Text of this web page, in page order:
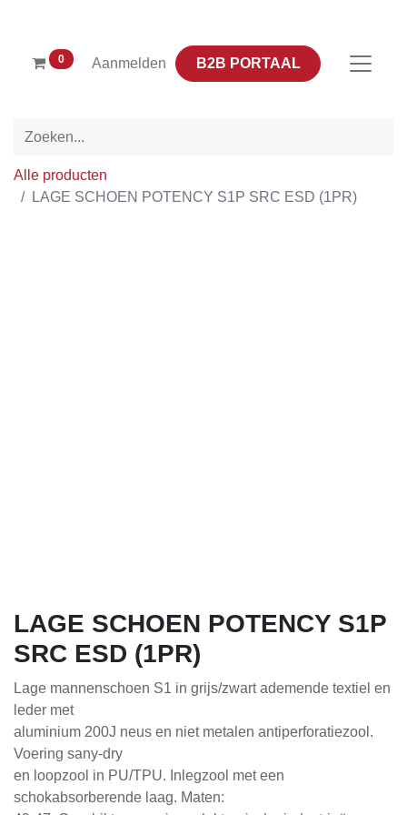
0 Aanmelden B2B PORTAAL
Alle producten
LAGE SCHOEN POTENCY S1P SRC ESD (1PR)
LAGE SCHOEN POTENCY
S1P SRC ESD (1PR)
Lage mannenschoen S1 in grijs/zwart ademende textiel en
leder met
aluminium 200J neus en niet metalen antiperforatiezool.
Voering sany-dry
en loopzool in PU/TPU. Inlegzool met een
schokabsorberende laag. Maten: